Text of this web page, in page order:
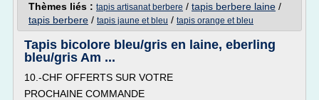
Thèmes liés : tapis artisanat berbere / tapis berbere laine /
tapis berbere / tapis jaune et bleu / tapis orange et bleu
Tapis bicolore bleu/gris en laine, eberling
bleu/gris Am ...
10.-CHF OFFERTS SUR VOTRE
PROCHAINE COMMANDE